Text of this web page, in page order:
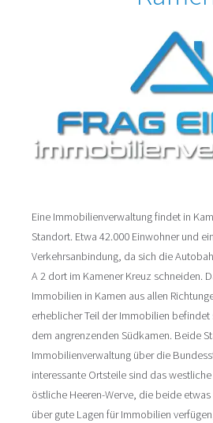
Eine Immobilienverwaltung findet in
Standort. Etwa 42.000 Einwohner und
Verkehrsanbindung, da sich die
A 2 dort im Kamener Kreuz schneiden.
Immobilien in Kamen aus allen
erheblicher Teil der Immobilien befindet
dem angrenzenden Südkamen. Beide
Immobilienverwaltung über die
interessante Ortsteile sind das
östliche Heeren-Werve, die beide
über gute Lagen für Immobilien